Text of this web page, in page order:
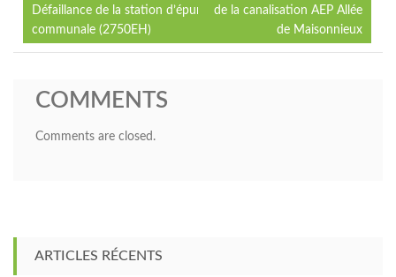
de
l’article
Défaillance de la station d’épuration
communale (2750EH)
de la canalisation AEP Allée
de Maisonnieux
COMMENTS
Comments are closed.
ARTICLES RÉCENTS